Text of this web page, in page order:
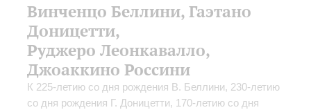
Винченцо Беллини, Гаэтано
Доницетти,
Руджеро Леонкавалло,
Джоаккино Россини
К 225-летию со дня рождения В. Беллини, 230-летию
со дня рождения Г. Доницетти, 170-летию со дня